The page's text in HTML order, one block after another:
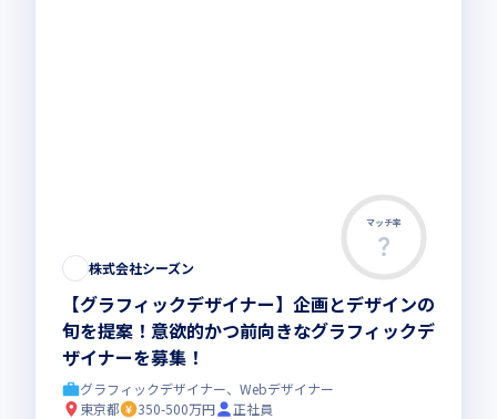
マッチ率
株式会社シーズン
【グラフィックデザイナー】企画とデザインの
旬を提案！意欲的かつ前向きなグラフィックデ
ザイナーを募集！
グラフィックデザイナー、Webデザイナー
東京都
350-500万円
正社員